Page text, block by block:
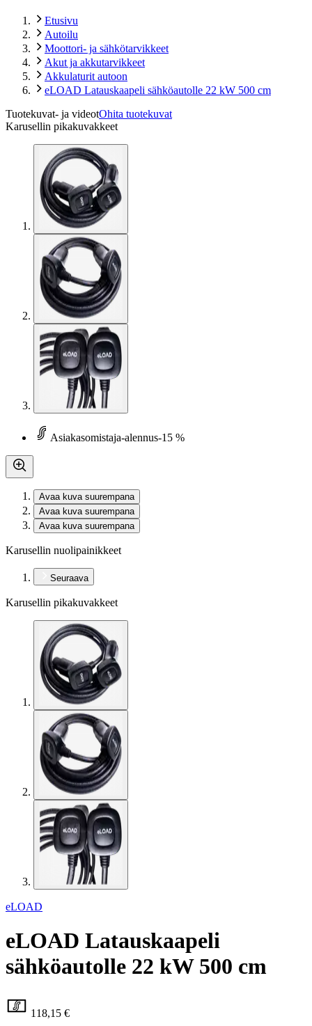
Etusivu
Autoilu
Moottori- ja sähkötarvikkeet
Akut ja akkutarvikkeet
Akkulaturit autoon
eLOAD Latauskaapeli sähköautolle 22 kW 500 cm
Tuotekuvat- ja videotOhita tuotekuvat
Karusellin pikakuvakkeet
Asiakasomistaja-alennus-15 %
Avaa kuva suurempana
Avaa kuva suurempana
Avaa kuva suurempana
Karusellin nuolipainikkeet
Seuraava
Karusellin pikakuvakkeet
eLOAD
eLOAD Latauskaapeli
sähköautolle 22 kW 500 cm
118,15 €